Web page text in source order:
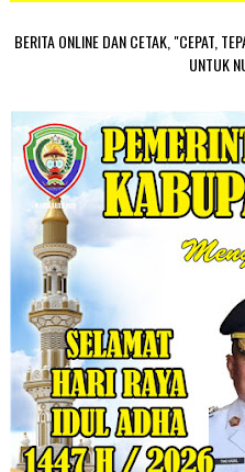
BERITA ONLINE DAN CETAK, "CEPAT,
UNTUK